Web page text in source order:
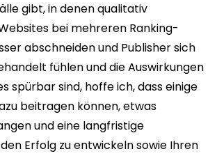
gibt, in denen qualitativ
bei mehreren Ranking-
abschneiden und Publisher sich
fühlen und die Auswirkungen
spürbar sind, hoffe ich, dass einige
beitragen können, etwas
und eine langfristige
Erfolg zu entwickeln sowie Ihren